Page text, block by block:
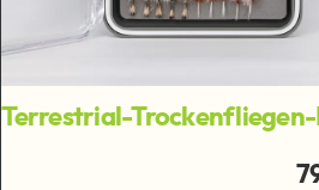
Terrestrial-